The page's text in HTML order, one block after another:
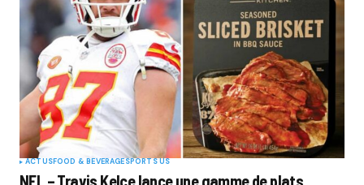
ACTUSFOOD & BEVERAGESPORTS US
NFL – Travis Kelce lance une gamme de plats